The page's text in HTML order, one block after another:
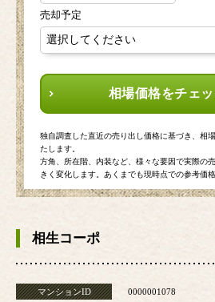
売却予定
相場価格をチェ
独自調査した直近の売り出し価格に基づき、相
たします。
方角、所在階、内装など、様々な要因で実際の
きく変化します。あくまでも現時点での参考価
相生コーポ
マンションID 0000001078